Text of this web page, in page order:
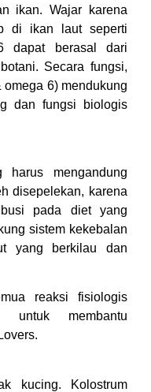
ikan. Wajar karena
di ikan laut seperti
dapat berasal dari
Secara fungsi,
6) mendukung
dan fungsi biologis
harus mengandung
disepelekan, karena
pada diet yang
sistem kekebalan
yang berkilau dan
reaksi fisiologis
untuk membantu
kucing. Kolostrum